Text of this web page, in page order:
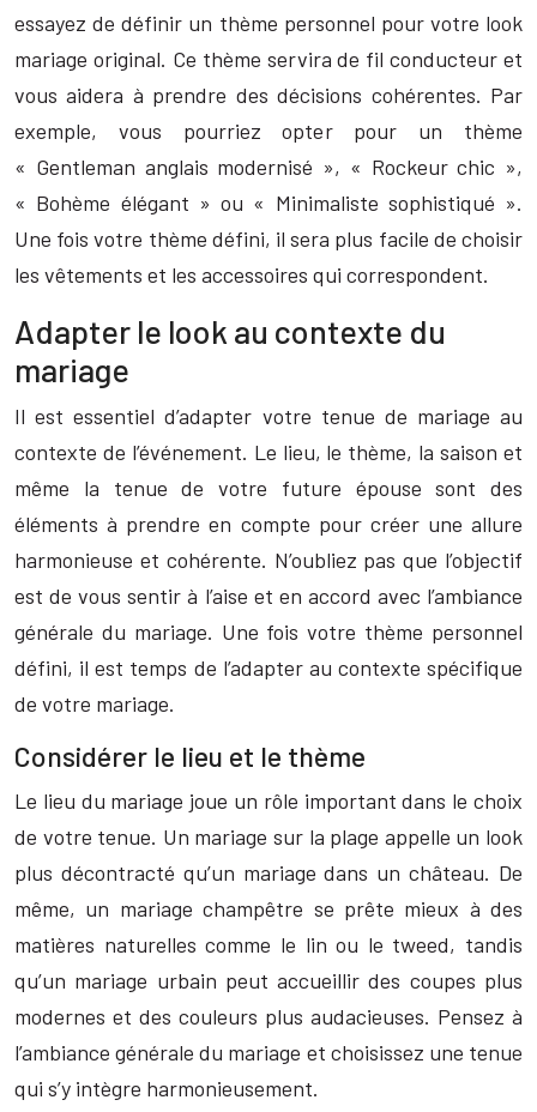
essayez de définir un thème personnel pour votre look
mariage original. Ce thème servira de fil conducteur et
vous aidera à prendre des décisions cohérentes. Par
exemple, vous pourriez opter pour un thème
« Gentleman anglais modernisé », « Rockeur chic »,
« Bohème élégant » ou « Minimaliste sophistiqué ».
Une fois votre thème défini, il sera plus facile de choisir
les vêtements et les accessoires qui correspondent.
Adapter le look au contexte du
mariage
Il est essentiel d’adapter votre tenue de mariage au
contexte de l’événement. Le lieu, le thème, la saison et
même la tenue de votre future épouse sont des
éléments à prendre en compte pour créer une allure
harmonieuse et cohérente. N’oubliez pas que l’objectif
est de vous sentir à l’aise et en accord avec l’ambiance
générale du mariage. Une fois votre thème personnel
défini, il est temps de l’adapter au contexte spécifique
de votre mariage.
Considérer le lieu et le thème
Le lieu du mariage joue un rôle important dans le choix
de votre tenue. Un mariage sur la plage appelle un look
plus décontracté qu’un mariage dans un château. De
même, un mariage champêtre se prête mieux à des
matières naturelles comme le lin ou le tweed, tandis
qu’un mariage urbain peut accueillir des coupes plus
modernes et des couleurs plus audacieuses. Pensez à
l’ambiance générale du mariage et choisissez une tenue
qui s’y intègre harmonieusement.